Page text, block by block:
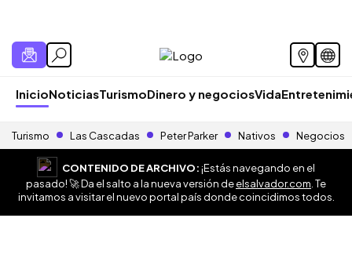
InicioNoticiasTurismoDinero y negociosVida
Turismo Las Cascadas Peter Parker Nativos Negocios
CONTENIDO DE ARCHIVO:¡Estás navegando en el
pasado! 🚀 Da el salto a la nueva versión deelsalvador.com . Te
invitamos a visitar el nuevo portal país donde coincidimos todos.